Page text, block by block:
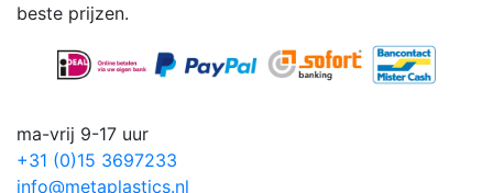
beste prijzen.
ma-vrij 9-17 uur
+31 (0)15 3697233
info@metaplastics.nl